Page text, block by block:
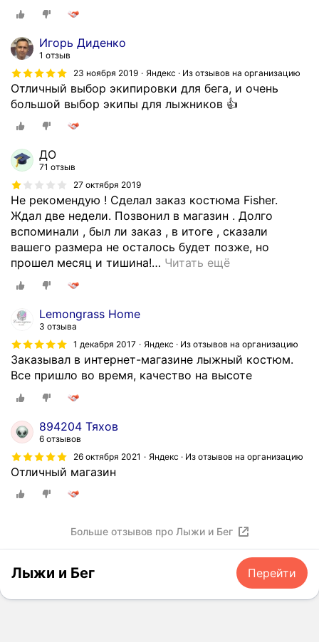
Игорь Диденко
1 отзыв
23 ноября 2019
Яндекс · Из отзывов на организацию
Отличный выбор экипировки для бега, и очень
большой выбор экипы для лыжников 👍
ДО
71 отзыв
27 октября 2019
Не рекомендую ! Сделал заказ костюма Fisher.
Ждал две недели. Позвонил в магазин . Долго
вспоминали , был ли заказ , в итоге , сказали
вашего размера не осталось будет позже, но
прошел месяц и тишина!… Читать ещё
Lemongrass Home
3 отзыва
1 декабря 2017
Яндекс · Из отзывов на организацию
Заказывал в интернет-магазине лыжный костюм.
Все пришло во время, качество на высоте
894204 Тяхов
6 отзывов
26 октября 2021
Яндекс · Из отзывов на организацию
Отличный магазин
Больше отзывов про Лыжи и Бег
Лыжи и Бег Перейти